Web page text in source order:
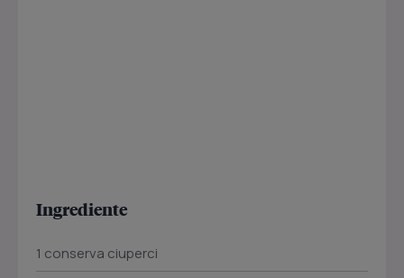
Ingrediente
1 conserva ciuperci